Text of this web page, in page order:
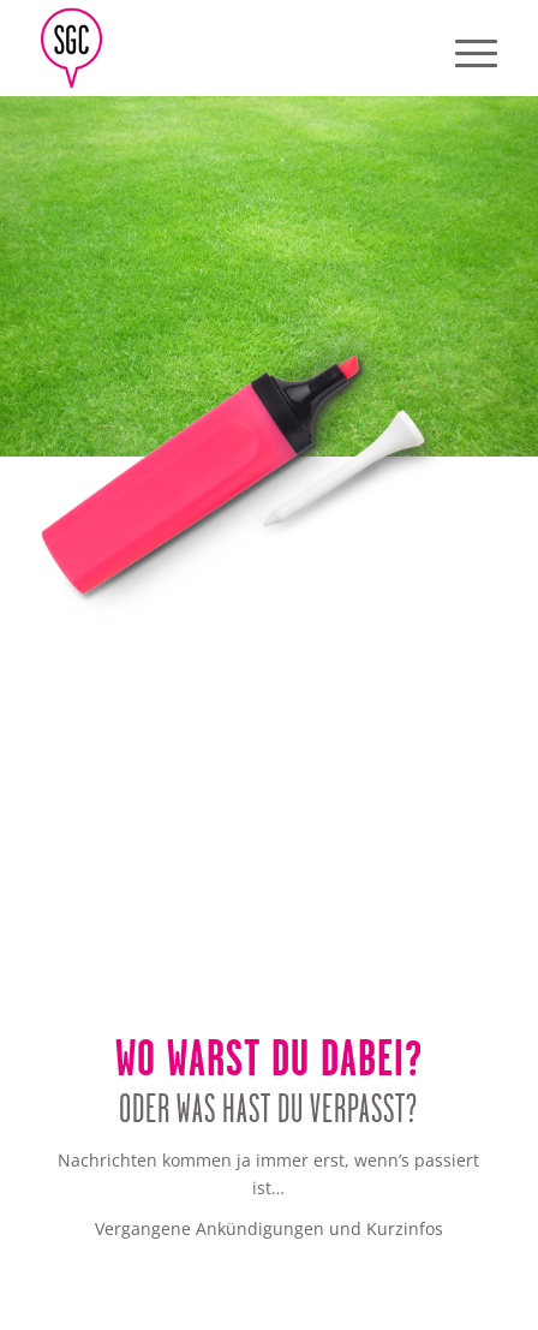
WO WARST DU DABEI?
ODER WAS HAST DU VERPASST?
Nachrichten kommen ja immer erst, wenn’s passiert
ist…
Vergangene Ankündigungen und Kurzinfos